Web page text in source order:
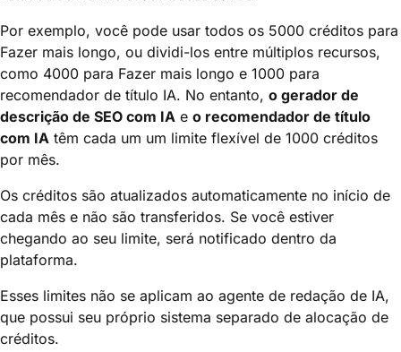
Por exemplo, você pode usar todos os 5000 créditos para
Fazer mais longo, ou dividi-los entre múltiplos recursos,
como 4000 para Fazer mais longo e 1000 para
recomendador de título IA. No entanto, o gerador de
descrição de SEO com IA e o recomendador de título
com IA têm cada um um limite flexível de 1000 créditos
por mês.
Os créditos são atualizados automaticamente no início de
cada mês e não são transferidos. Se você estiver
chegando ao seu limite, será notificado dentro da
plataforma.
Esses limites não se aplicam ao agente de redação de IA,
que possui seu próprio sistema separado de alocação de
créditos.